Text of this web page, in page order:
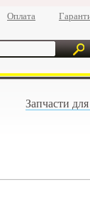
Оплата
Запчасти